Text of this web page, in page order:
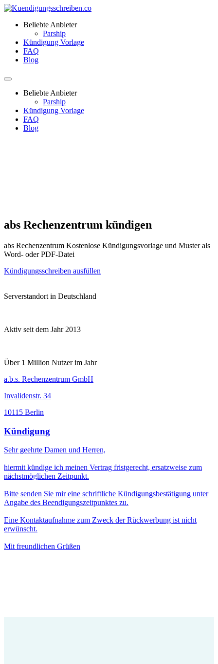
Beliebte Anbieter
Parship
Kündigung Vorlage
FAQ
Blog
Beliebte Anbieter
Parship
Kündigung Vorlage
FAQ
Blog
abs Rechenzentrum kündigen
abs Rechenzentrum Kostenlose Kündigungsvorlage und Muster als
Word- oder PDF-Datei
Kündigungsschreiben ausfüllen
Serverstandort in Deutschland
Aktiv seit dem Jahr 2013
Über 1 Million Nutzer im Jahr
a.b.s. Rechenzentrum GmbH
Invalidenstr. 34
10115 Berlin
Kündigung
Sehr geehrte Damen und Herren,
hiermit kündige ich meinen Vertrag fristgerecht, ersatzweise zum
nächstmöglichen Zeitpunkt.
Bitte senden Sie mir eine schriftliche Kündigungsbestätigung unter
Angabe des Beendigungszeitpunktes zu.
Eine Kontaktaufnahme zum Zweck der Rückwerbung ist nicht
erwünscht.
Mit freundlichen Grüßen